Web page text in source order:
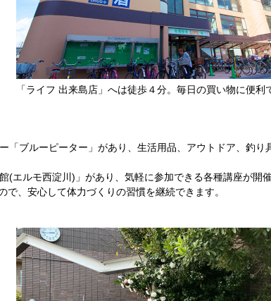
「ライフ 出来島店」へは徒歩４分。毎日の買い物に便利
ブルーピーター」があり、生活用品、アウトドア、釣り
エルモ西淀川)」があり、気軽に参加できる各種講座が開
、安心して体力づくりの習慣を継続できます。